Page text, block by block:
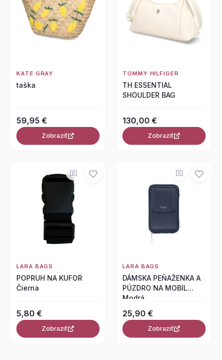
KATE GRAY
taška
59,95 €
Zobraziť
TOMMY HILFIGER
TH ESSENTIAL
SHOULDER BAG
130,00 €
Zobraziť
LARA BAGS
POPRUH NA KUFOR
Čierna
5,80 €
Zobraziť
LARA BAGS
DÁMSKA PEŇAŽENKA A
PÚZDRO NA MOBIL
Modrá
25,90 €
Zobraziť